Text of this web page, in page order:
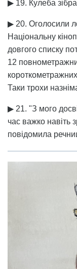
▶ 19. Кулеба
▶ 20. Оголосили
Національну
довгого списку
12
Таки трохи
▶ 21. "З мого
час важко навіть
повідомила